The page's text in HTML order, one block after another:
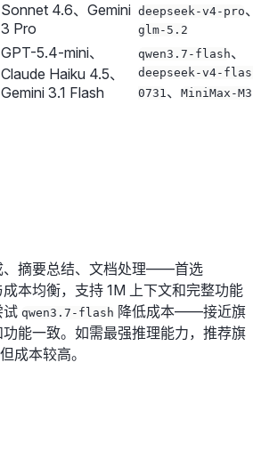
Sonnet 4.6、Gemini
3 Pro
deepseek-v4-pro
glm-5.2
GPT-5.4-mini、
Claude Haiku 4.5、
Gemini 3.1 Flash
qwen3.7-flash、
deepseek-v4-
0731、 MiniMax-M3
、摘要总结、文档处理——首选
成本均衡，支持 1M 上下文和完整功能
试 qwen3.7-flash 降低成本——接近旗
能一致。如需最强推理能力，推荐旗
成本较高。